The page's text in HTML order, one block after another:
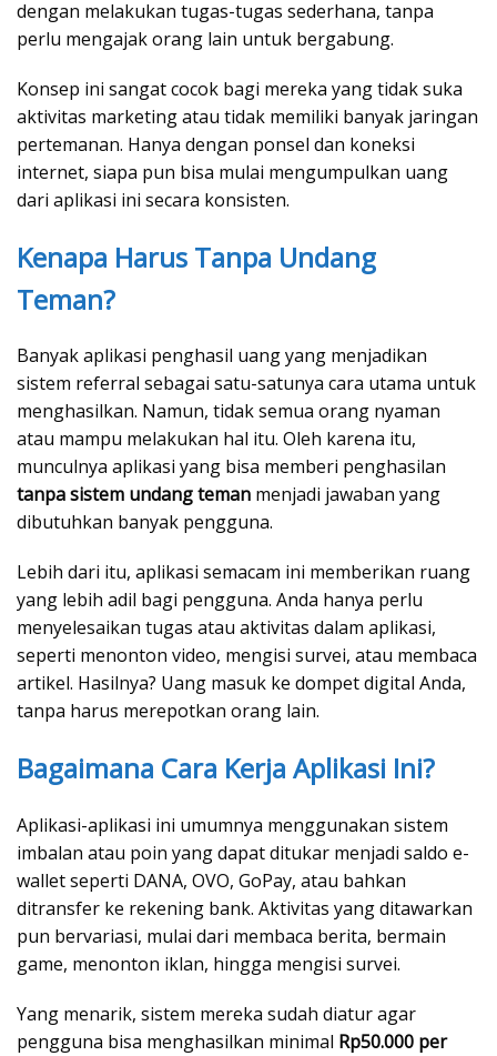
dengan melakukan tugas-tugas sederhana, tanpa
perlu mengajak orang lain untuk bergabung.
Konsep ini sangat cocok bagi mereka yang tidak suka
aktivitas marketing atau tidak memiliki banyak jaringan
pertemanan. Hanya dengan ponsel dan koneksi
internet, siapa pun bisa mulai mengumpulkan uang
dari aplikasi ini secara konsisten.
Kenapa Harus Tanpa Undang
Teman?
Banyak aplikasi penghasil uang yang menjadikan
sistem referral sebagai satu-satunya cara utama untuk
menghasilkan. Namun, tidak semua orang nyaman
atau mampu melakukan hal itu. Oleh karena itu,
munculnya aplikasi yang bisa memberi penghasilan
tanpa sistem undang teman menjadi jawaban yang
dibutuhkan banyak pengguna.
Lebih dari itu, aplikasi semacam ini memberikan ruang
yang lebih adil bagi pengguna. Anda hanya perlu
menyelesaikan tugas atau aktivitas dalam aplikasi,
seperti menonton video, mengisi survei, atau membaca
artikel. Hasilnya? Uang masuk ke dompet digital Anda,
tanpa harus merepotkan orang lain.
Bagaimana Cara Kerja Aplikasi Ini?
Aplikasi-aplikasi ini umumnya menggunakan sistem
imbalan atau poin yang dapat ditukar menjadi saldo e-
wallet seperti DANA, OVO, GoPay, atau bahkan
ditransfer ke rekening bank. Aktivitas yang ditawarkan
pun bervariasi, mulai dari membaca berita, bermain
game, menonton iklan, hingga mengisi survei.
Yang menarik, sistem mereka sudah diatur agar
pengguna bisa menghasilkan minimal Rp50.000 per